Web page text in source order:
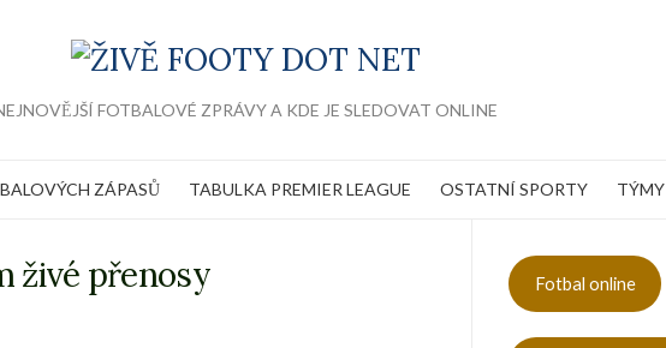
FOTBALOVÉ ZPRÁVY A KDE JE SLEDOVAT ONLINE
ZÁPASŮ TABULKA PREMIER LEAGUE OSTATNÍ SPORTY TÝMY
živé přenosy Fotbal online